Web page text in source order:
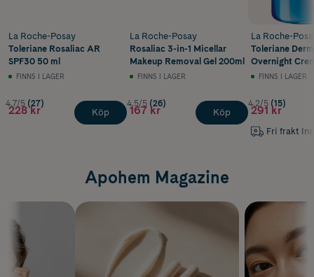
La Roche-Posay
Toleriane Rosaliac AR
SPF30 50 ml
FINNS I LAGER
4.7/5 (27)
228 kr Köp
La Roche-Posay
Rosaliac 3-in-1 Micellar
Makeup Removal Gel 200ml
FINNS I LAGER
4.5/5 (26)
167 kr Köp
La Roche-
Toleriane
Overnight
FINNS I LAGER
4.2/5 (15)
291 kr
Fri frakt
Apohem Magazine